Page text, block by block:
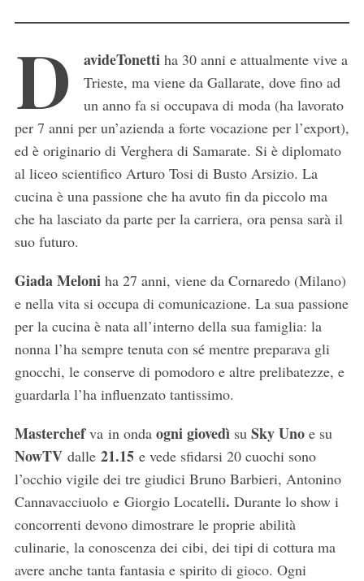
D avideTonettiha 30 anni e attualmente vive a
Trieste, ma viene da Gallarate, dove fino ad
un anno fa si occupava di moda (ha lavorato
per 7 anni per un’azienda a forte vocazione per l’export),
ed è originario di Verghera di Samarate. Si è diplomato
al liceo scientifico Arturo Tosi di Busto Arsizio. La
cucina è una passione che ha avuto fin da piccolo ma
che ha lasciato da parte per la carriera, ora pensa sarà il
suo futuro.
Giada Meloniha 27 anni, viene da Cornaredo (Milano)
e nella vita si occupa di comunicazione. La sua passione
per la cucina è nata all’interno della sua famiglia: la
nonna l’ha sempre tenuta con sé mentre preparava gli
gnocchi, le conserve di pomodoro e altre prelibatezze, e
guardarla l’ha influenzato tantissimo.
Masterchefva in onda ogni giovedìsu Sky Unoe su
NowTV dalle 21.15 e vede sfidarsi 20 cuochi sono
l’occhio vigile dei tre giudici Bruno Barbieri, Antonino
Cannavacciuolo e Giorgio Locatelli. Durante lo show i
concorrenti devono dimostrare le proprie abilità
culinarie, la conoscenza dei cibi, dei tipi di cottura ma
avere anche tanta fantasia e spirito di gioco. Ogni